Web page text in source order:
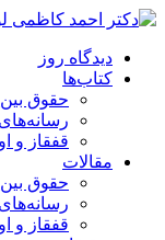
پرش
محتوا
دیدگاه روز
کتاب‌ها
حقوق بین
قفقاز و
مقالات
حقوق بین
قفقاز و